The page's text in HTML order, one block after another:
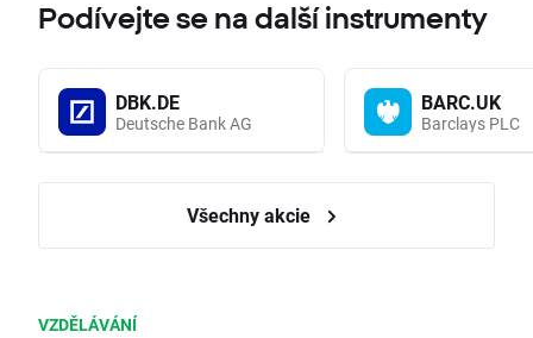
Podívejte se na další instrumenty
DBK.DE
Deutsche Bank AG
BARC.UK
Barclays PLC
Všechny akcie
VZDĚLÁVÁNÍ